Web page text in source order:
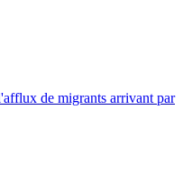
de migrants arrivant par